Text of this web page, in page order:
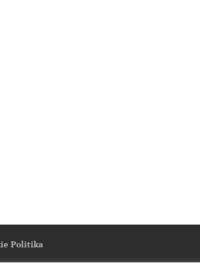
Politika